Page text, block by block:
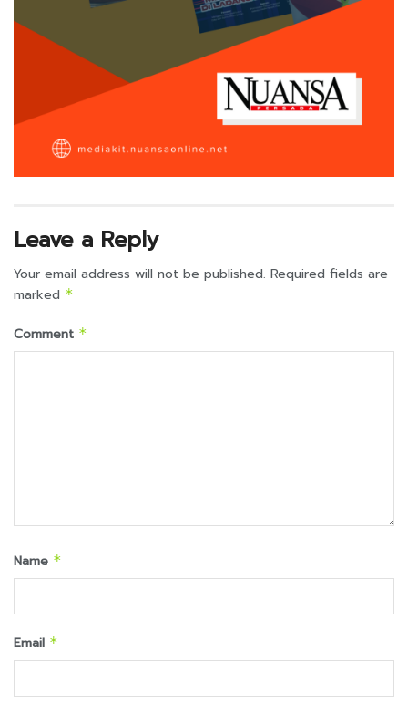
Leave a Reply
Your email address will not be published. Required fields are
marked *
Comment *
Name *
Email *